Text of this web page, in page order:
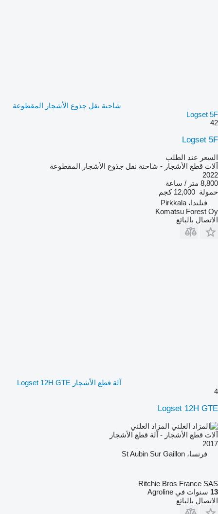
شاحنة نقل جذوع الأشجار المقطوعة
Logset 5F
42
Logset 5F
السعر عند الطلب
آلات قطع الأشجار - شاحنة نقل جذوع الأشجار المقطوعة
2022
8,800 متر / ساعة
حمولة 12,000 كجم
فنلندا، Pirkkala
Komatsu Forest Oy
الاتصال بالبائع
آلة قطع الأشجار Logset 12H GTE
4
Logset 12H GTE
المزاد العلني
آلات قطع الأشجار - آلة قطع الأشجار
2017
فرنسا، St Aubin Sur Gaillon
Ritchie Bros France SAS
13 سنوات في Agroline
الاتصال بالبائع